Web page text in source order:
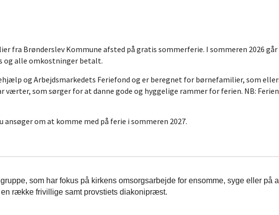
fra Brønderslev Kommune afsted på gratis sommerferie. I sommeren 2026
og alle omkostninger betalt.
og Arbejdsmarkedets Feriefond og er beregnet for børnefamilier, som
værter, som sørger for at danne gode og hyggelige rammer for ferien. NB:
ansøger om at komme med på ferie i sommeren 2027.
som har fokus på kirkens omsorgsarbejde for ensomme, syge eller på
række frivillige samt provstiets diakonipræst.